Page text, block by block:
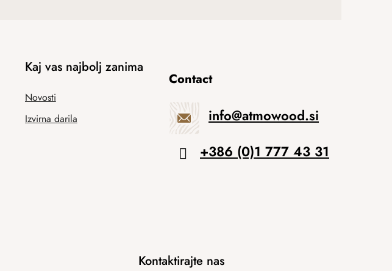
Kaj vas najbolj zanima
Novosti
Izvirna darila
Contact
info@atmowood.si
+386 (0)1 777 43 31
Kontaktirajte nas